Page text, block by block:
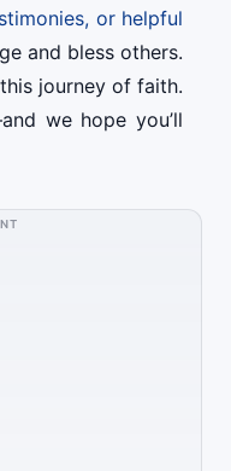
or helpful
and bless others.
journey of faith.
we hope you’ll